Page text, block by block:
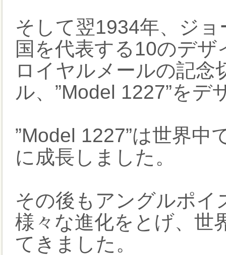
そして翌1934年、ジ
国を代表する10のデザ
ロイヤルメールの記念
ル、”Model 1227”をデ
”Model 1227”は世界
に成長しました。
その後もアングルポイ
様々な進化をとげ、世
てきました。